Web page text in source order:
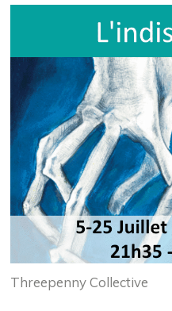
Threepenny Collective